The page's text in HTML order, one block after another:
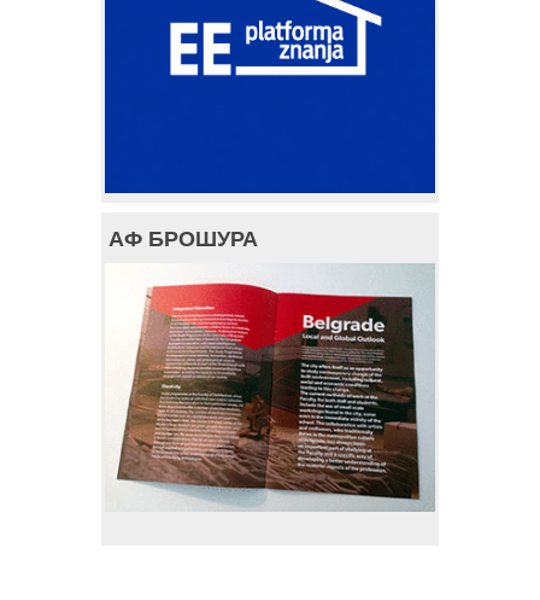
АФ БРОШУРА